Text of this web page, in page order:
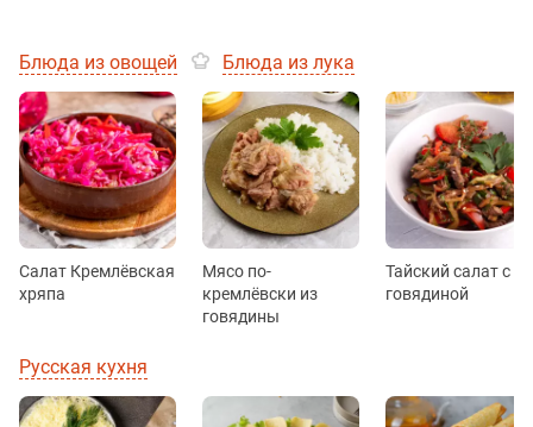
Блюда из овощей Блюда из лука
Салат Кремлёвская
хряпа
Мясо по-
кремлёвски из
говядины
Тайский салат с
говядиной
Русская кухня